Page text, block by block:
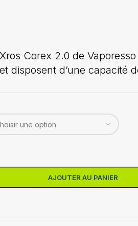
Corex 2.0 de
disposent d’une capacité
AJOUTER AU PANIER